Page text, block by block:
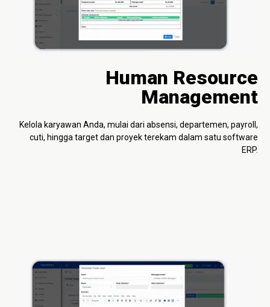
Human Resource
Management
Kelola karyawan Anda, mulai dari absensi, departemen, payroll,
cuti, hingga target dan proyek terekam dalam satu software
ERP.